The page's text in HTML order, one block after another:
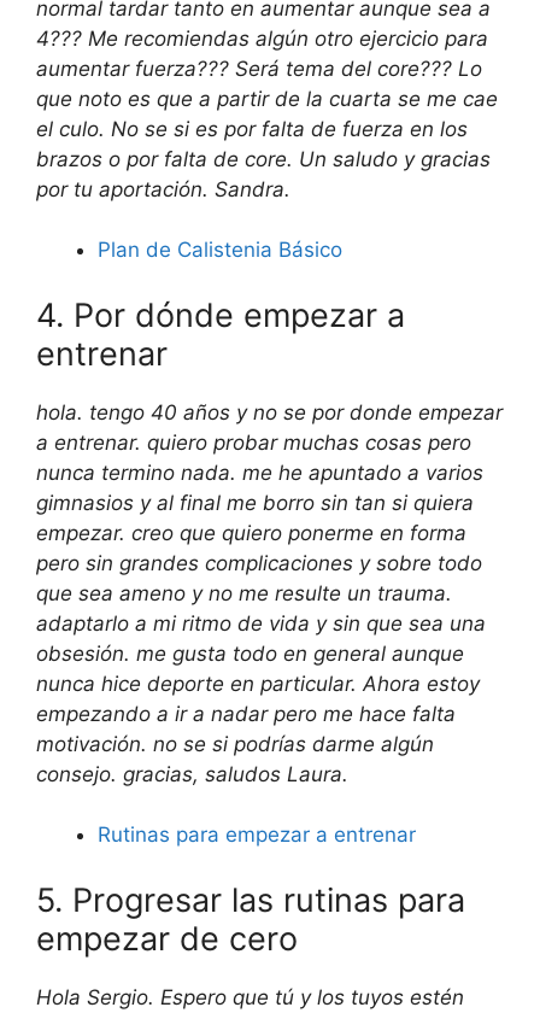
normal tardar tanto en aumentar aunque sea a
4??? Me recomiendas algún otro ejercicio para
aumentar fuerza??? Será tema del core??? Lo
que noto es que a partir de la cuarta se me cae
el culo. No se si es por falta de fuerza en los
brazos o por falta de core. Un saludo y gracias
por tu aportación. Sandra.
Plan de Calistenia Básico
4. Por dónde empezar a
entrenar
hola. tengo 40 años y no se por donde empezar
a entrenar. quiero probar muchas cosas pero
nunca termino nada. me he apuntado a varios
gimnasios y al final me borro sin tan si quiera
empezar. creo que quiero ponerme en forma
pero sin grandes complicaciones y sobre todo
que sea ameno y no me resulte un trauma.
adaptarlo a mi ritmo de vida y sin que sea una
obsesión. me gusta todo en general aunque
nunca hice deporte en particular. Ahora estoy
empezando a ir a nadar pero me hace falta
motivación. no se si podrías darme algún
consejo. gracias, saludos Laura.
Rutinas para empezar a entrenar
5. Progresar las rutinas para
empezar de cero
Hola Sergio. Espero que tú y los tuyos estén